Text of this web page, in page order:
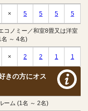
× 5 5 5 5
ノミー／和室8畳又は洋室
名 ～ 4名)
× 2 2 1 1
きの方にオス
ーム (1名 ～ 2名)